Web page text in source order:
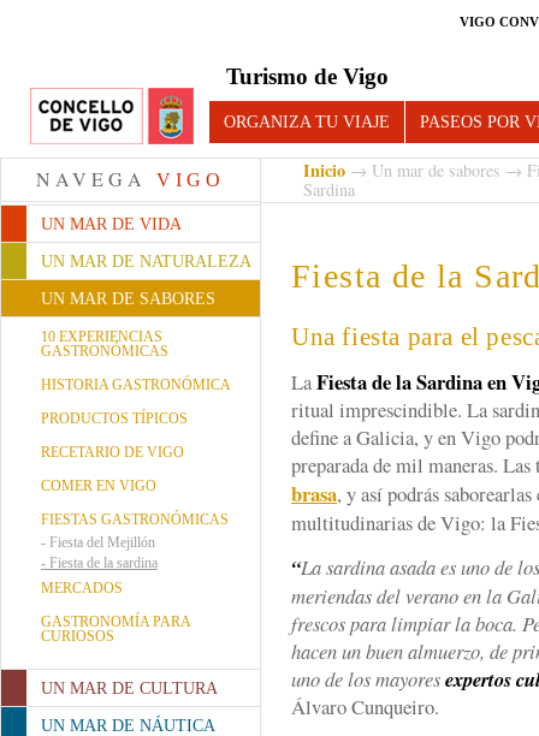
VIGO
Turismo de Vigo
ORGANIZA TU VIAJE PASEOS POR
NAVEGA VIGO
UN MAR DE VIDA
UN MAR DE NATURALEZA
UN MAR DE SABORES
10 EXPERIENCIAS
GASTRONÓMICAS
HISTORIA GASTRONÓMICA
PRODUCTOS TÍPICOS
RECETARIO DE VIGO
COMER EN VIGO
FIESTAS GASTRONÓMICAS
- Fiesta del Mejillón
- Fiesta de la sardina
MERCADOS
GASTRONOMÍA PARA
CURIOSOS
UN MAR DE CULTURA
UN MAR DE NÁUTICA
Inicio → Un mar de sabores →
Sardina
Fiesta de la
Una fiesta para el
LaFiesta de la Sardina en
ritual imprescindible. La
define a Galicia, y en Vigo
preparada de mil maneras.
brasa, y así podrás
multitudinarias de Vigo: la
“La sardina asada es uno de
meriendas del verano en la
frescos para limpiar la boca.
hacen un buen almuerzo, de
uno de los mayoresexpertos
Álvaro Cunqueiro.